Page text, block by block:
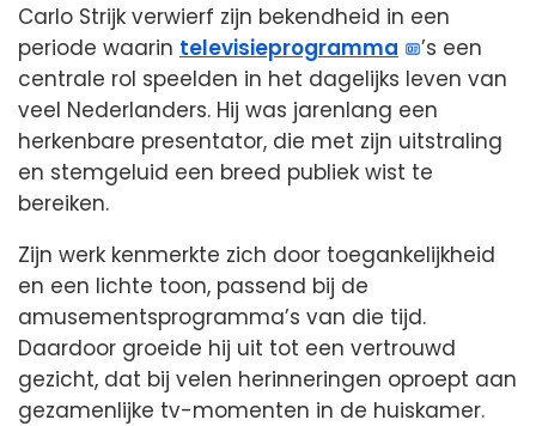
Carlo Strijk verwierf zijn bekendheid in een
periode waarin televisieprogramma
’s een
centrale rol speelden in het dagelijks leven van
veel Nederlanders. Hij was jarenlang een
herkenbare presentator, die met zijn uitstraling
en stemgeluid een breed publiek wist te
bereiken.
Zijn werk kenmerkte zich door toegankelijkheid
en een lichte toon, passend bij de
amusementsprogramma’s van die tijd.
Daardoor groeide hij uit tot een vertrouwd
gezicht, dat bij velen herinneringen oproept aan
gezamenlijke tv-momenten in de huiskamer.